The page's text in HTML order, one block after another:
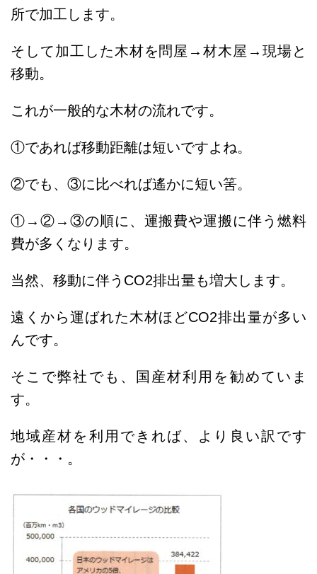
所で加工します。
そして加工した木材を問屋→材木屋→現場と
移動。
これが一般的な木材の流れです。
①であれば移動距離は短いですよね。
②でも、③に比べれば遙かに短い筈。
①→②→③の順に、運搬費や運搬に伴う燃料
費が多くなります。
当然、移動に伴うCO2排出量も増大します。
遠くから運ばれた木材ほどCO2排出量が多い
んです。
そこで弊社でも、国産材利用を勧めていま
す。
地域産材を利用できれば、より良い訳です
が・・・。